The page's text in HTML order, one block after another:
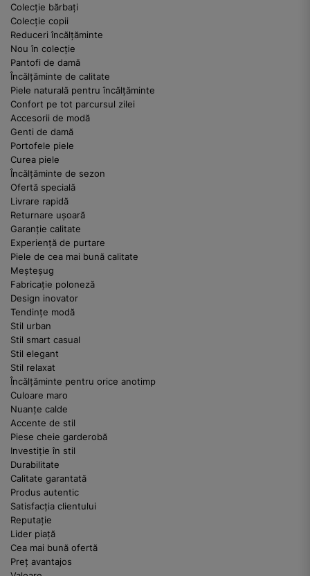
Colecție bărbați
Colecție copii
Reduceri încălțăminte
Nou în colecție
Pantofi de damă
Încălțăminte de calitate
Piele naturală pentru încălțăminte
Confort pe tot parcursul zilei
Accesorii de modă
Genti de damă
Portofele piele
Curea piele
Încălțăminte de sezon
Ofertă specială
Livrare rapidă
Returnare ușoară
Garanție calitate
Experiență de purtare
Piele de cea mai bună calitate
Meșteșug
Fabricație poloneză
Design inovator
Tendințe modă
Stil urban
Stil smart casual
Stil elegant
Stil relaxat
Încălțăminte pentru orice anotimp
Culoare maro
Nuanțe calde
Accente de stil
Piese cheie garderobă
Investiție în stil
Durabilitate
Calitate garantată
Produs autentic
Satisfacția clientului
Reputație
Lider piață
Cea mai bună ofertă
Preț avantajos